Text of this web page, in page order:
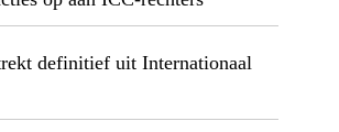
definitief uit Internationaal